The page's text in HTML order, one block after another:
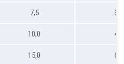
7,5 3
10,0 4
15,0 6